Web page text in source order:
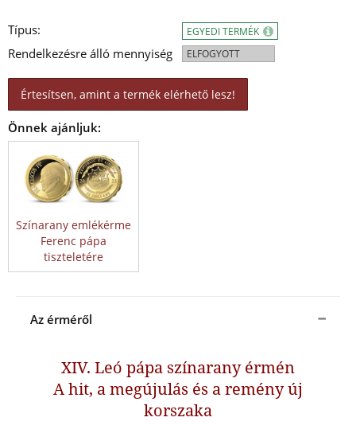
Típus:
Rendelkezésre álló mennyiség
EGYEDI TERMÉK
ELFOGYOTT
Értesítsen, amint a termék elérhető lesz!
Önnek ajánljuk:
Színarany emlékérme
Ferenc pápa
tiszteletére
Az érméről
XIV. Leó pápa színarany érmén
A hit, a megújulás és a remény új
korszaka